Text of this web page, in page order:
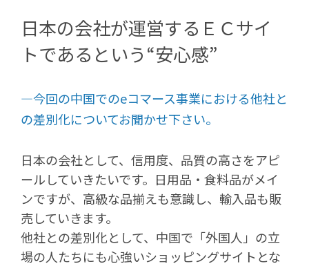
日本の会社が運営するＥＣサイ
トであるという“安心感”
―今回の中国でのeコマース事業における他社と
の差別化についてお聞かせ下さい。
日本の会社として、信用度、品質の高さをアピ
ールしていきたいです。日用品・食料品がメイ
ンですが、高級な品揃えも意識し、輸入品も販
売していきます。
他社との差別化として、中国で「外国人」の立
場の人たちにも心強いショッピングサイトとな